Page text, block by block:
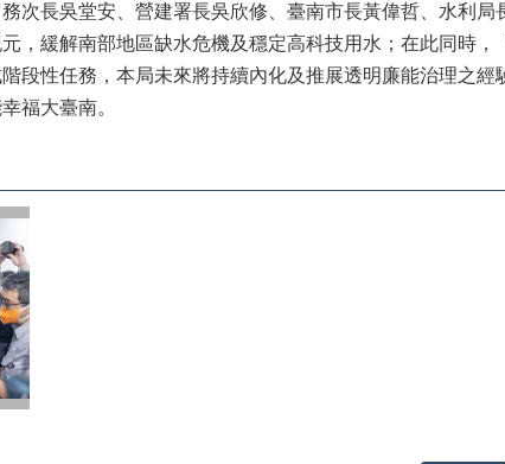
長吳堂安、營建署長吳欣修、臺南市長黃偉哲、水利局
，緩解南部地區缺水危機及穩定高科技用水；在此同時，
段性任務，本局未來將持續內化及推展透明廉能治理之經
福大臺南。